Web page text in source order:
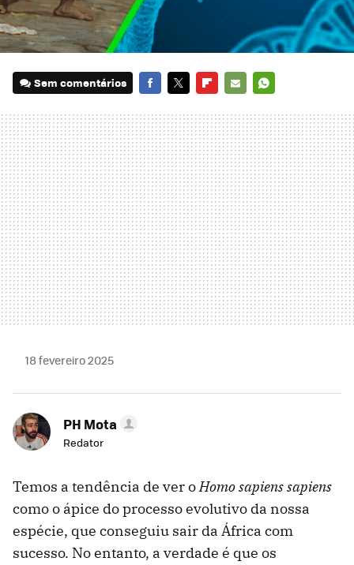
Sem comentários
MAIL
18 fevereiro 2025
PH Mota
Redator
Temos a tendência de ver oHomo sapiens sapiens
como o ápice do processo evolutivo da nossa
espécie, que conseguiu sair da África com
sucesso. No entanto, a verdade é que os